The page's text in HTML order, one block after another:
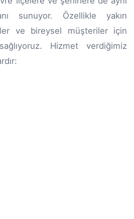
sunuyor. Özellikle yakın
ve bireysel müşteriler için
Hizmet verdiğimiz